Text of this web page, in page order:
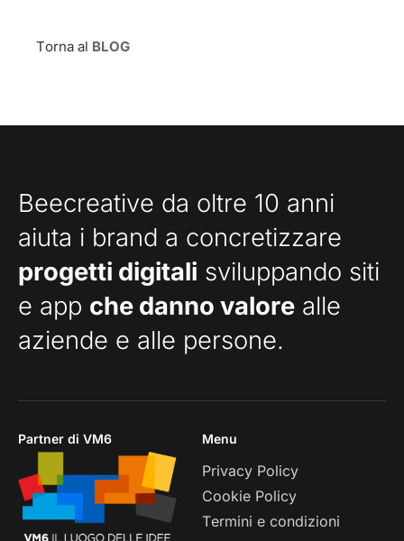
Torna al BLOG
Beecreative da oltre 10 anni
aiuta i brand a concretizzare
progetti digitali sviluppando siti
e app che danno valore alle
aziende e alle persone.
Partner di VM6 Menu
Privacy Policy
Cookie Policy
Termini e condizioni